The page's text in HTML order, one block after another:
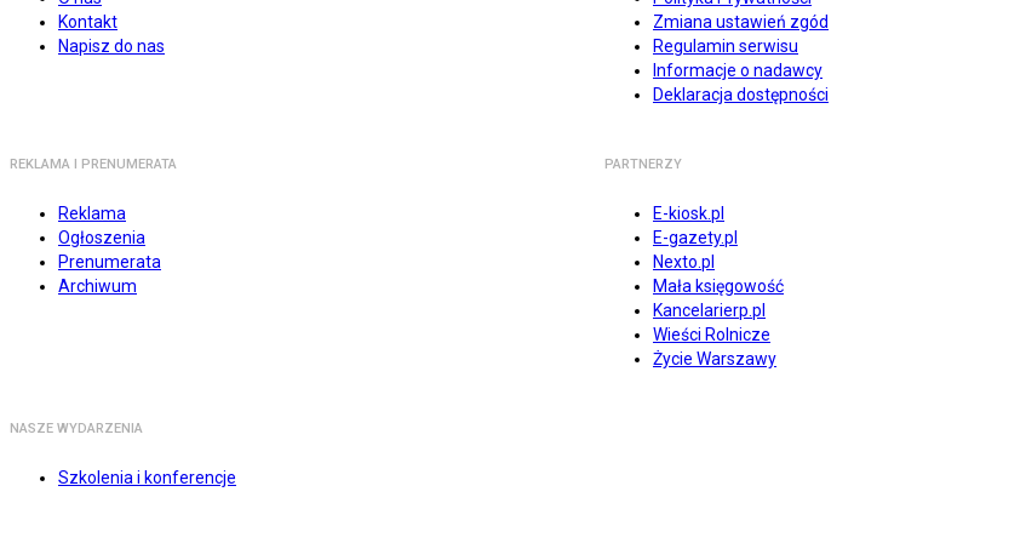
Kontakt
Napisz do nas
Zmiana ustawień zgód
Regulamin serwisu
Informacje o nadawcy
Deklaracja dostępności
REKLAMA I PRENUMERATA
Reklama
Ogłoszenia
Prenumerata
Archiwum
PARTNERZY
E-kiosk.pl
E-gazety.pl
Nexto.pl
Mała księgowość
Kancelarierp.pl
Wieści Rolnicze
Życie Warszawy
NASZE WYDARZENIA
Szkolenia i konferencje